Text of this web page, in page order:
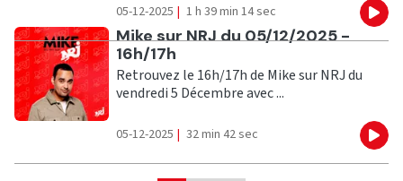
05-12-2025 | 1 h 39 min 14 sec
Ecouter
Mike sur NRJ du 05/12/2025 -
16h/17h
Retrouvez le 16h/17h de Mike sur NRJ du
vendredi 5 Décembre avec ...
05-12-2025 | 32 min 42 sec